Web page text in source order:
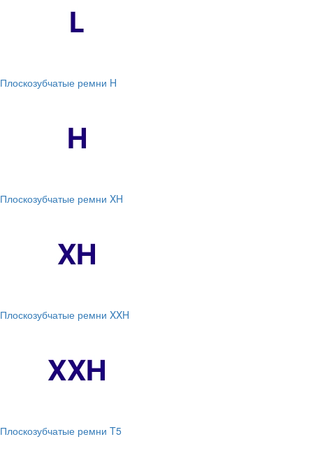
Плоскозубчатые ремни H
Плоскозубчатые ремни XH
Плоскозубчатые ремни XXH
Плоскозубчатые ремни T5